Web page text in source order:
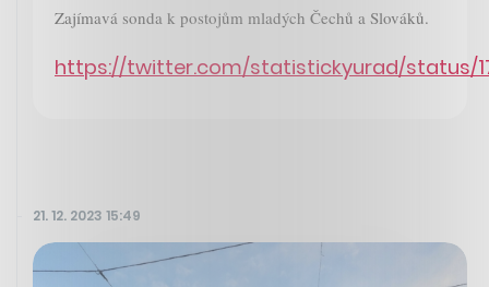
Zajímavá sonda k postojům mladých Čechů a Slováků.
https://twitter.com/statistickyurad/status/
21. 12. 2023 15:49